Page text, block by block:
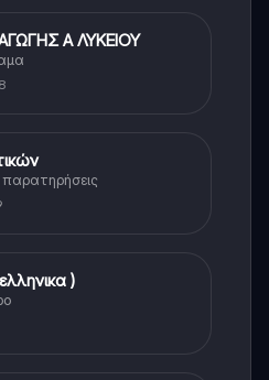
Α ΛΥΚΕΙΟΥ
παρατηρήσεις
)